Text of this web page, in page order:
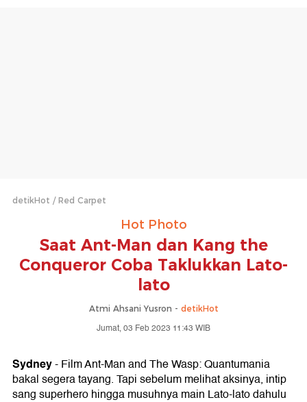
detikHot Red Carpet
Hot Photo
Saat Ant-Man dan Kang the
Conqueror Coba Taklukkan Lato-
lato
Atmi Ahsani Yusron - detikHot
Jumat, 03 Feb 2023 11:43 WIB
Sydney- Film Ant-Man and The Wasp: Quantumania
bakal segera tayang. Tapi sebelum melihat aksinya, intip
sang superhero hingga musuhnya main Lato-lato dahulu